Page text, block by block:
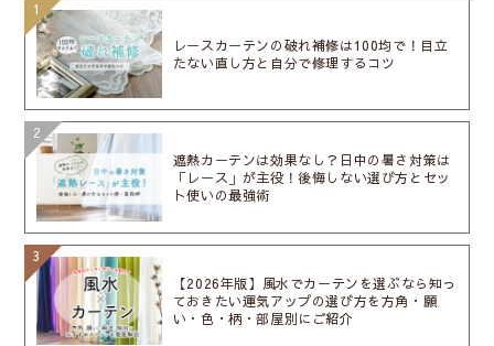
レースカーテンの破れ補修は100均で！目立
たない直し方と自分で修理するコツ
遮熱カーテンは効果なし？日中の暑さ対策は
「レース」が主役！後悔しない選び方とセッ
ト使いの最強術
【2026年版】風水でカーテンを選ぶなら知っ
ておきたい運気アップの選び方を方角・願
い・色・柄・部屋別にご紹介